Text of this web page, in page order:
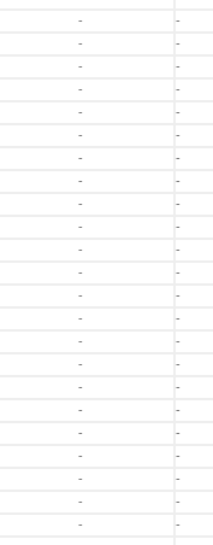
-
-
-
-
-
-
-
-
-
-
-
-
-
-
-
-
-
-
-
-
-
-
-
-
-
-
-
-
-
-
-
-
-
-
-
-
-
-
-
-
-
-
-
-
-
-